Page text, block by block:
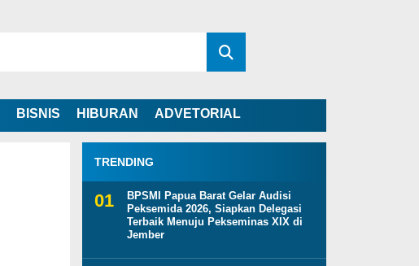
BISNIS HIBURAN ADVETORIAL
TRENDING
BPSMI Papua Barat Gelar Audisi
Peksemida 2026, Siapkan Delegasi
Terbaik Menuju Pekseminas XIX di
Jember